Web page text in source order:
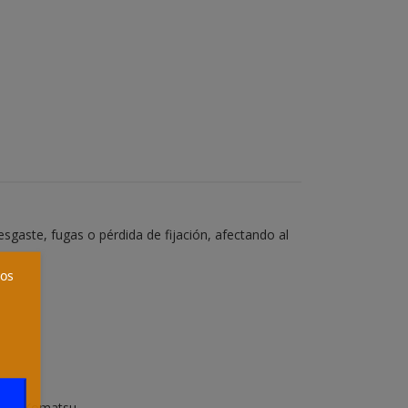
fugas o pérdida de fijación, afectando al